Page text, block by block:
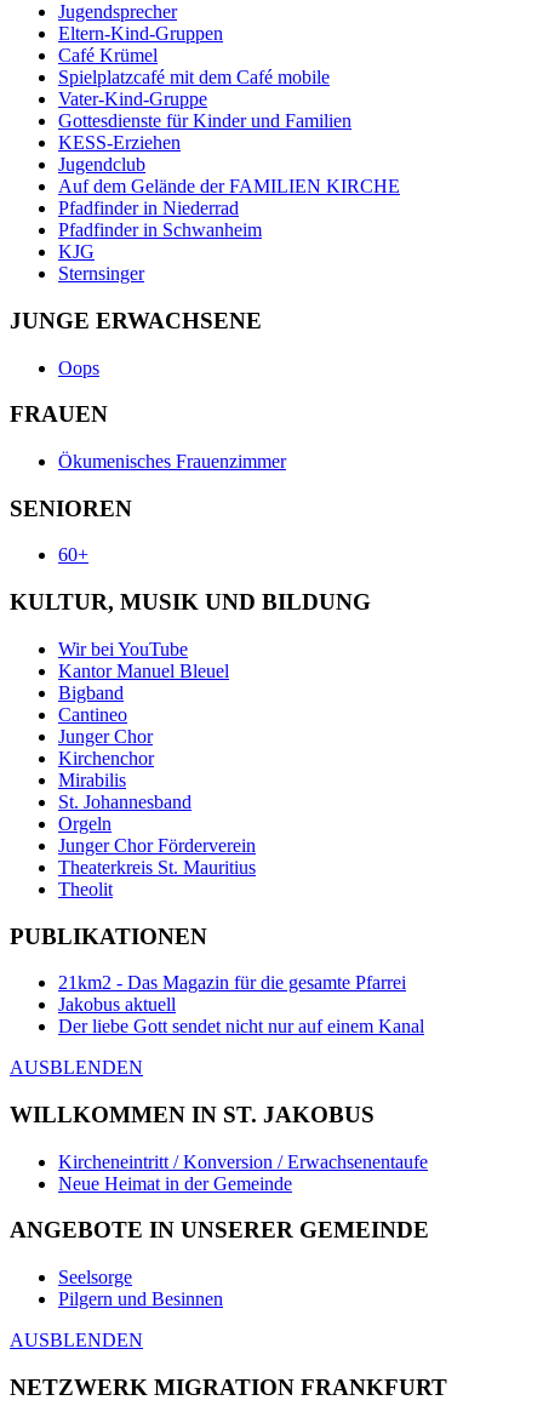
Jugendsprecher
Eltern-Kind-Gruppen
Café Krümel
Spielplatzcafé mit dem Café mobile
Vater-Kind-Gruppe
Gottesdienste für Kinder und Familien
KESS-Erziehen
Jugendclub
Auf dem Gelände der FAMILIEN KIRCHE
Pfadfinder in Niederrad
Pfadfinder in Schwanheim
KJG
Sternsinger
JUNGE ERWACHSENE
Oops
FRAUEN
Ökumenisches Frauenzimmer
SENIOREN
60+
KULTUR, MUSIK UND BILDUNG
Wir bei YouTube
Kantor Manuel Bleuel
Bigband
Cantineo
Junger Chor
Kirchenchor
Mirabilis
St. Johannesband
Orgeln
Junger Chor Förderverein
Theaterkreis St. Mauritius
Theolit
PUBLIKATIONEN
21km2 - Das Magazin für die gesamte Pfarrei
Jakobus aktuell
Der liebe Gott sendet nicht nur auf einem Kanal
AUSBLENDEN
WILLKOMMEN IN ST. JAKOBUS
Kircheneintritt / Konversion / Erwachsenentaufe
Neue Heimat in der Gemeinde
ANGEBOTE IN UNSERER GEMEINDE
Seelsorge
Pilgern und Besinnen
AUSBLENDEN
NETZWERK MIGRATION FRANKFURT